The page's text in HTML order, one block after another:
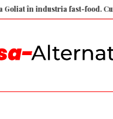
fast-food. Cum încearcă un